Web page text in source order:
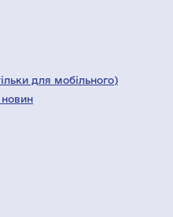
для мобільного)
новин